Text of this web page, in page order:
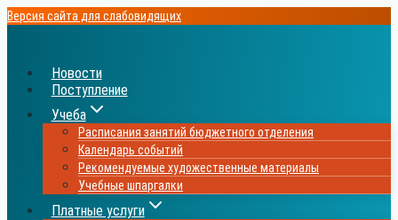
Перейти
Версия сайта для слабовидящих
Новости
Поступление
Учеба
Расписания занятий бюджетного отделения
Календарь событий
Рекомендуемые художественные материалы
Учебные шпаргалки
Платные услуги